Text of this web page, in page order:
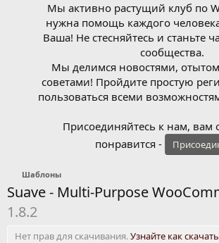
Мы активно растущий клуб по
нужна помощь каждого
Ваша! Не стесняйтесь и станьте
сообщества.
Мы делимся новостями,
советами! Пройдите простую
пользоваться всеми
Присоединяйтесь к нам, вам
понравится -
Шаблоны
Suave - Multi-Purpose
1.8.2
Нет прав для скачивания.Узнайте как